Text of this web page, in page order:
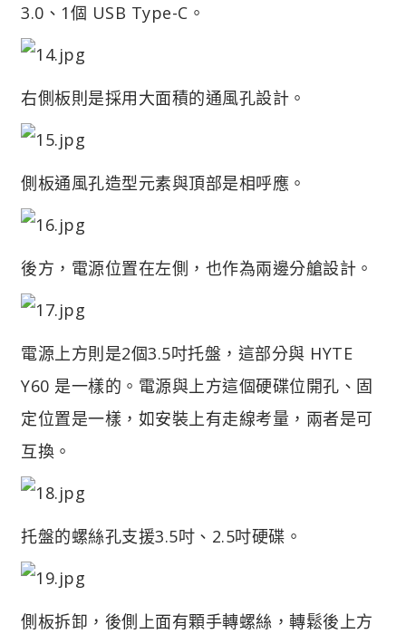
3.0、1個 USB Type-C。
右側板則是採用大面積的通風孔設計。
側板通風孔造型元素與頂部是相呼應。
後方，電源位置在左側，也作為兩邊分艙設計。
電源上方則是2個3.5吋托盤，這部分與 HYTE
Y60 是一樣的。電源與上方這個硬碟位開孔、固
定位置是一樣，如安裝上有走線考量，兩者是可
互換。
托盤的螺絲孔支援3.5吋、2.5吋硬碟。
側板拆卸，後側上面有顆手轉螺絲，轉鬆後上方